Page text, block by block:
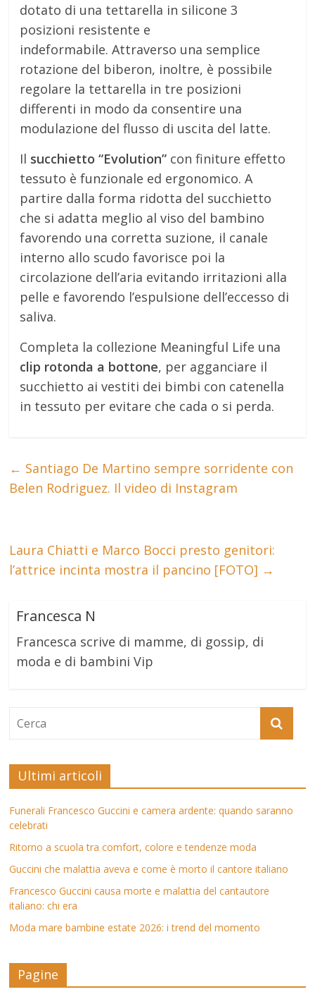
dotato di una tettarella in silicone 3
posizioni resistente e
indeformabile. Attraverso una semplice
rotazione del biberon, inoltre, è possibile
regolare la tettarella in tre posizioni
differenti in modo da consentire una
modulazione del flusso di uscita del latte.
Il succhietto “Evolution” con finiture effetto
tessuto è funzionale ed ergonomico. A
partire dalla forma ridotta del succhietto
che si adatta meglio al viso del bambino
favorendo una corretta suzione, il canale
interno allo scudo favorisce poi la
circolazione dell’aria evitando irritazioni alla
pelle e favorendo l’espulsione dell’eccesso di
saliva.
Completa la collezione Meaningful Life una
clip rotonda a bottone, per agganciare il
succhietto ai vestiti dei bimbi con catenella
in tessuto per evitare che cada o si perda.
← Santiago De Martino sempre sorridente con
Belen Rodriguez. Il video di Instagram
Laura Chiatti e Marco Bocci presto genitori:
l’attrice incinta mostra il pancino [FOTO] →
Francesca N
Francesca scrive di mamme, di gossip, di
moda e di bambini Vip
Ultimi articoli
Funerali Francesco Guccini e camera ardente: quando saranno
celebrati
Ritorno a scuola tra comfort, colore e tendenze moda
Guccini che malattia aveva e come è morto il cantore italiano
Francesco Guccini causa morte e malattia del cantautore
italiano: chi era
Moda mare bambine estate 2026: i trend del momento
Pagine